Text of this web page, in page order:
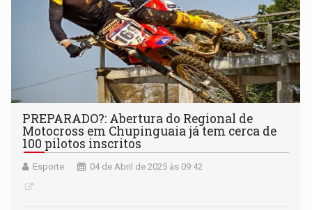
PREPARADO?: Abertura do Regional de
Motocross em Chupinguaia já tem cerca de
100 pilotos inscritos
Esporte 04 de Abril de 2025 às 09:42